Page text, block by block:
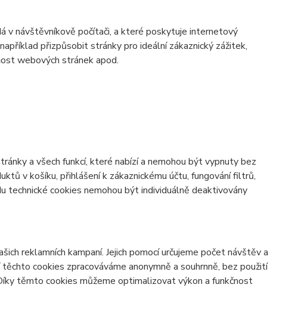
v návštěvníkově počítači, a které poskytuje internetový
přizpůsobit stránky pro ideální zákaznický zážitek,
webových stránek apod.
a všech funkcí, které nabízí a nemohou být vypnuty bez
v košíku, přihlášení k zákaznickému účtu, fungování filtrů,
technické cookies nemohou být individuálně deaktivovány
reklamních kampaní. Jejich pomocí určujeme počet návštěv a
cookies zpracováváme anonymně a souhrnně, bez použití
těmto cookies můžeme optimalizovat výkon a funkčnost